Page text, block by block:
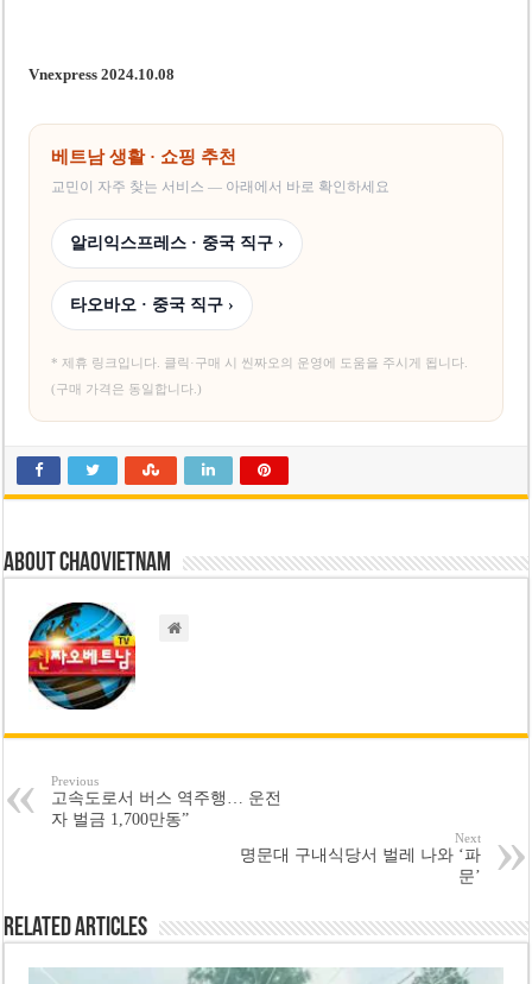
Vnexpress 2024.10.08
베트남 생활 · 쇼핑 추천
교민이 자주 찾는 서비스 — 아래에서 바로 확인하세요
알리익스프레스 · 중국 직구 ›
타오바오 · 중국 직구 ›
* 제휴 링크입니다. 클릭·구매 시 씬짜오의 운영에 도움을 주시게 됩니다.
(구매 가격은 동일합니다.)
About chaovietnam
Previous
고속도로서 버스 역주행… 운전
자 벌금 1,700만동”
Next
명문대 구내식당서 벌레 나와 ‘파
문’
Related Articles